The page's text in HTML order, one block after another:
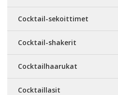
Cocktail-sekoittimet
Cocktail-shakerit
Cocktailhaarukat
Cocktaillasit